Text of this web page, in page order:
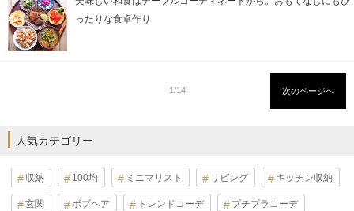
ったりな食卓作り
1/14 次のページへ
人気カテゴリー
収納 100均 ミニマリスト リビング キッチン収納
玄関 ボブヘア トレンドコーデ プチプラコーデ